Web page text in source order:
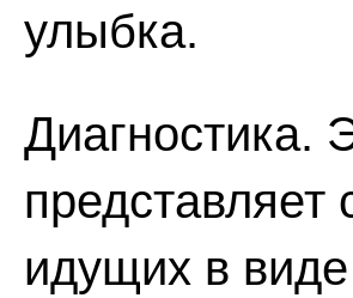
улыбка.
Диагностика.
идущих в